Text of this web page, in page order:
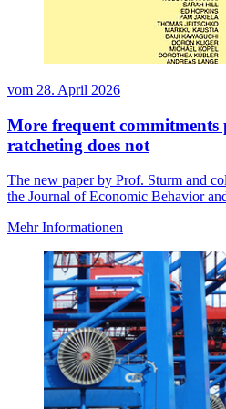
vom 28. April 2026
More frequent commitments
ratcheting does not
The new paper by Prof. Sturm and
the Journal of Economic Behavior
Mehr Informationen